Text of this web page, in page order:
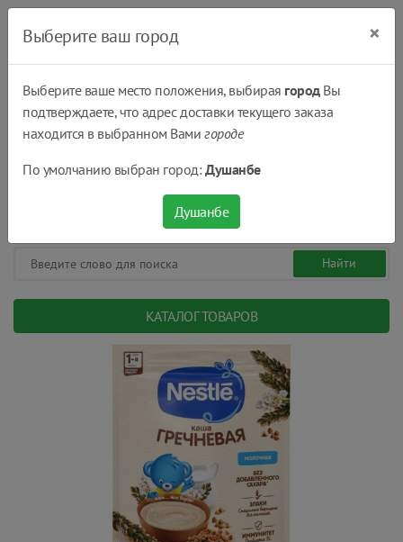
КАТАЛОГ ТОВАРОВ
Выберите ваш город ×
Выберите ваше место положения, выбирая городВы
подтверждаете, что адрес доставки текущего заказа
находится в выбранном Вамигороде
По умолчанию выбран город:Душанбе
Душанбе